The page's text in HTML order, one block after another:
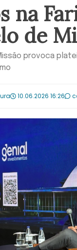
na
de
provoca
10.06.2026 16:26